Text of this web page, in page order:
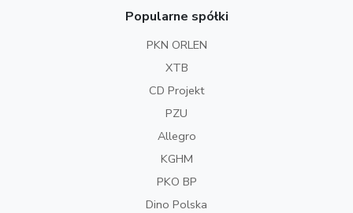
Popularne spółki
PKN ORLEN
XTB
CD Projekt
PZU
Allegro
KGHM
PKO BP
Dino Polska